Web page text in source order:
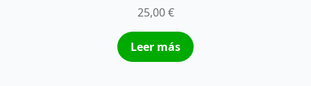
25,00€
Leer más